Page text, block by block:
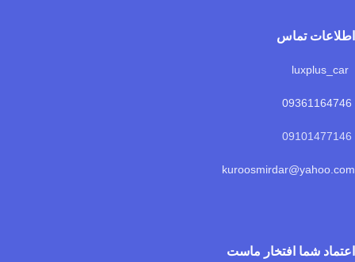
اطلاعات تماس
09361164746
kuroosmirdar@yahoo.com
اعتماد شما افتخار ماست